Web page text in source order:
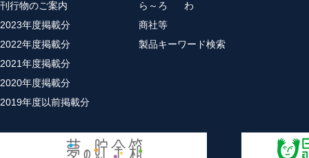
刊行物のご案内
2023年度掲載分
2022年度掲載分
2021年度掲載分
2020年度掲載分
2019年度以前掲載分
ら～ろ
わ
商社等
製品キーワード検索